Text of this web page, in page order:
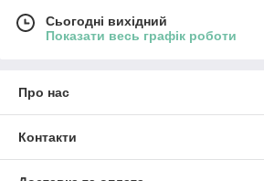
Сьогодні вихідний
Показати весь графік роботи
Про нас
Контакти